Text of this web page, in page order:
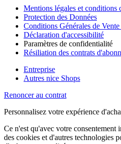
Mentions légales et conditions
Protection des Données
Conditions Générales de
Déclaration d'accessibilité
Paramètres de confidentialité
Résiliation des contrats
Entreprise
Autres nice Shops
Renoncer au contrat
Personnalisez votre expérience
Ce n'est qu'avec votre
des cookies et d'autres technologies